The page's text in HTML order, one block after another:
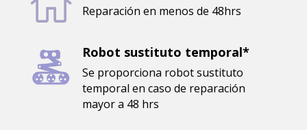
Reparación en menos de 48hrs
Robot sustituto temporal*
Se proporciona robot sustituto
temporal en caso de reparación
mayor a 48 hrs